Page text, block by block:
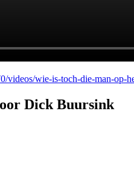
videos/wie-is-toch-die-man-
Dick Buursink